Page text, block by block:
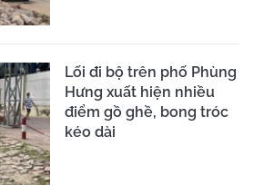
Lối đi bộ trên phố Phùng
Hưng xuất hiện nhiều
điểm gồ ghề, bong tróc
kéo dài